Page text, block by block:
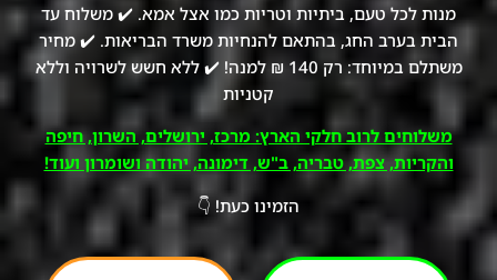
מנות לכל טעם, ביתיות וטריות כמו אצל אמא. ✔️ משלוח עד
הבית בערב החג, בהתאם להנחיות משרד הבריאות. ✔️ מחיר
משתלם במיוחד: רק 140 ₪ למנה! ✔️ ללא חשש לשרויה וללא
קטניות
משלוחים לרוב חלקי הארץ: מרכז, ירושלים, השרון, חיפה
והקריות, צפת, טבריה, ב"ש, דימונה, יהודה ושומרון ועוד!
הזמינו כעת! 👇